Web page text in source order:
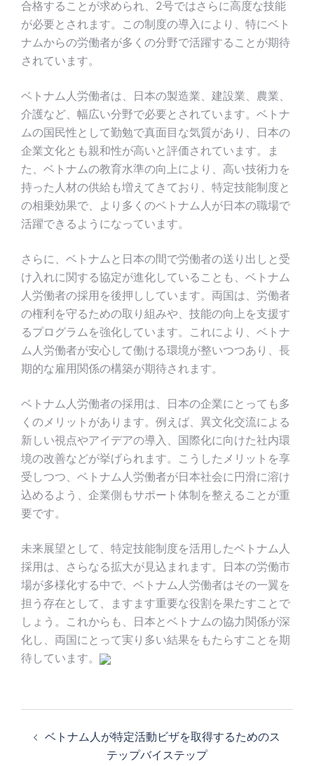
合格することが求められ、2号ではさらに高度な技能
が必要とされます。この制度の導入により、特にベト
ナムからの労働者が多くの分野で活躍することが期待
されています。
ベトナム人労働者は、日本の製造業、建設業、農業、
介護など、幅広い分野で必要とされています。ベトナ
ムの国民性として勤勉で真面目な気質があり、日本の
企業文化とも親和性が高いと評価されています。ま
た、ベトナムの教育水準の向上により、高い技術力を
持った人材の供給も増えてきており、特定技能制度と
の相乗効果で、より多くのベトナム人が日本の職場で
活躍できるようになっています。
さらに、ベトナムと日本の間で労働者の送り出しと受
け入れに関する協定が進化していることも、ベトナム
人労働者の採用を後押ししています。両国は、労働者
の権利を守るための取り組みや、技能の向上を支援す
るプログラムを強化しています。これにより、ベトナ
ム人労働者が安心して働ける環境が整いつつあり、長
期的な雇用関係の構築が期待されます。
ベトナム人労働者の採用は、日本の企業にとっても多
くのメリットがあります。例えば、異文化交流による
新しい視点やアイデアの導入、国際化に向けた社内環
境の改善などが挙げられます。こうしたメリットを享
受しつつ、ベトナム人労働者が日本社会に円滑に溶け
込めるよう、企業側もサポート体制を整えることが重
要です。
未来展望として、特定技能制度を活用したベトナム人
採用は、さらなる拡大が見込まれます。日本の労働市
場が多様化する中で、ベトナム人労働者はその一翼を
担う存在として、ますます重要な役割を果たすことで
しょう。これからも、日本とベトナムの協力関係が深
化し、両国にとって実り多い結果をもたらすことを期
待しています。
稿 ベトナム人が特定活動ビザを取得するためのス
テップバイステップ